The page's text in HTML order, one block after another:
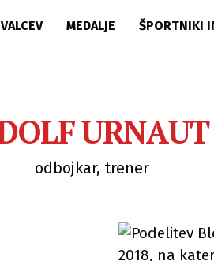
MEDALJE ŠPORTNIKI
URNAUT
odbojkar, trener